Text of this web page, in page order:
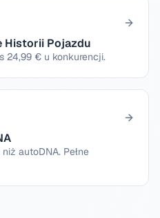
Historii Pojazdu
24,99 € u konkurencji.
autoDNA. Pełne